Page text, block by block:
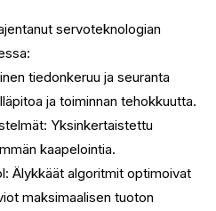
servoteknologian
tiedonkeruu ja seuranta
ja toiminnan tehokkuutta.
Yksinkertaistettu
kaapelointia.
Älykkäät algoritmit optimoivat
maksimaalisen tuoton